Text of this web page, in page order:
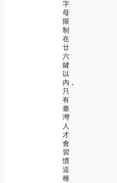
字
母
限
制
在
廿
六
鍵
以
內，
只
有
臺
灣
人
才
會
習
慣
這
種